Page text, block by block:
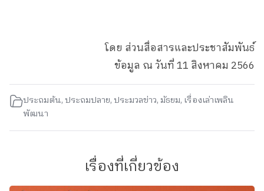
โดย ส่วนสื่อสารและประชาสัมพันธ์
ข้อมูล ณ วันที่ 11 สิงหาคม 2566
ประถมต้น, ประถมปลาย, ประมวลข่าว, มัธยม, เรื่องเล่าเพลิน
พัฒนา
เรื่องที่เกี่ยวข้อง